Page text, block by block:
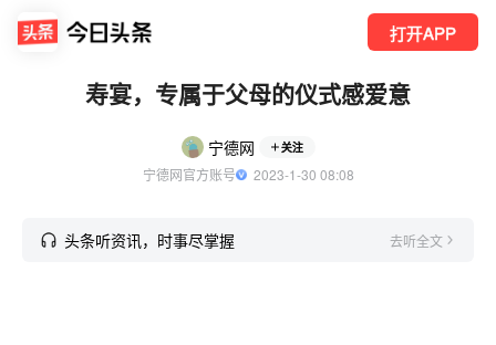
打开APP
寿宴，专属于父母的仪式感爱意
宁德网 关注
宁德网官方账号
  2023-1-30 08:08
头条听资讯，时事尽掌握 去听全文